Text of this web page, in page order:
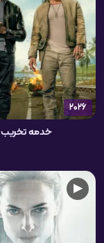
2026
خدمه تخریب
▶